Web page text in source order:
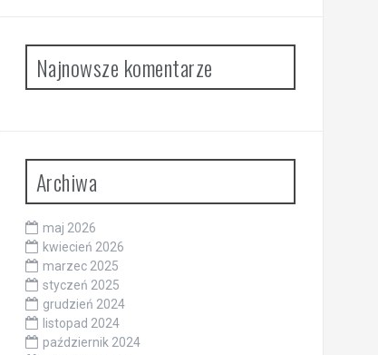
Najnowsze komentarze
Archiwa
maj 2026
kwiecień 2026
marzec 2025
styczeń 2025
grudzień 2024
listopad 2024
październik 2024